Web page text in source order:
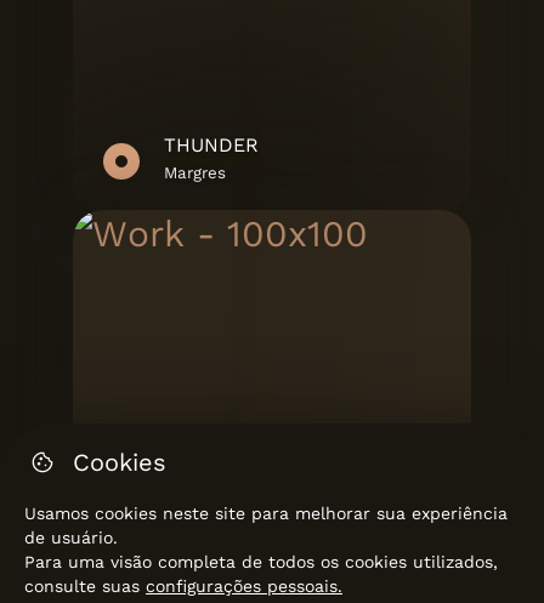
THUNDER
Margres
Cookies
Usamos cookies neste site para melhorar sua experiência
de usuário.
Para uma visão completa de todos os cookies utilizados,
consulte suas configurações pessoais.